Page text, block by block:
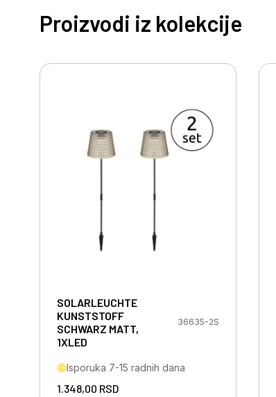
Proizvodi iz kolekcije
SOLARLEUCHTE
KUNSTSTOFF
SCHWARZ MATT,
1XLED
36635-2S
Isporuka 7-15 radnih dana
1.348,00 RSD